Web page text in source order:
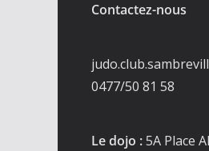
Contactez-nous
0477/50 81 58
Le dojo :5A Place